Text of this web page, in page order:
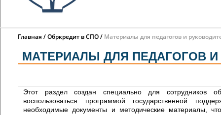
Главная Обркредит в СПО Материалы для педагогов и
МАТЕРИАЛЫ ДЛЯ ПЕДАГОГОВ
Этот раздел создан специально для сотрудников
воспользоваться программой государственной
необходимые документы и методические материалы,